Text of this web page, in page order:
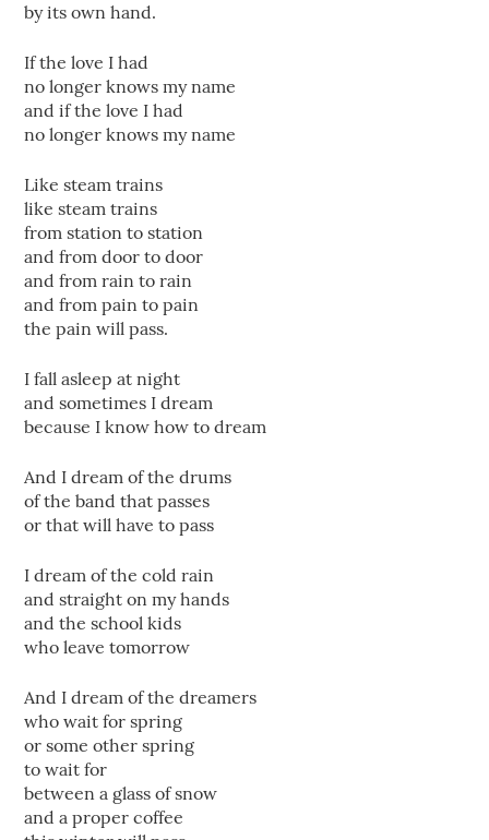
by its own hand.
If the love I had
no longer knows my name
and if the love I had
no longer knows my name
Like steam trains
like steam trains
from station to station
and from door to door
and from rain to rain
and from pain to pain
the pain will pass.
I fall asleep at night
and sometimes I dream
because I know how to dream
And I dream of the drums
of the band that passes
or that will have to pass
I dream of the cold rain
and straight on my hands
and the school kids
who leave tomorrow
And I dream of the dreamers
who wait for spring
or some other spring
to wait for
between a glass of snow
and a proper coffee